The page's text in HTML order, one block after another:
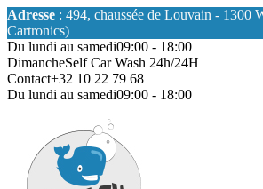
Adresse : 494, chaussée de Louvain - 1300
Cartronics)
Du lundi au samedi09:00 - 18:00
DimancheSelf Car Wash 24h/24H
Contact+32 10 22 79 68
Du lundi au samedi09:00 - 18:00